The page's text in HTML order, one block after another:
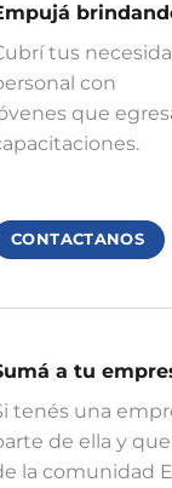
tus
con
que
CONTACTANOS
a tu
tenés una
de ella y
la comunidad